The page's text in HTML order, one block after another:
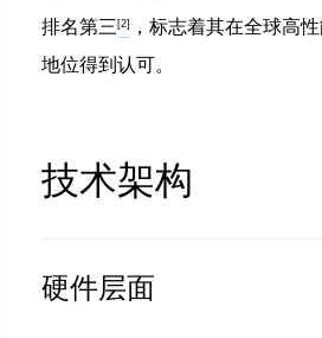
排名第三 [2]
，标志着其在全球高
地位得到认可。
技术架构
硬件层面